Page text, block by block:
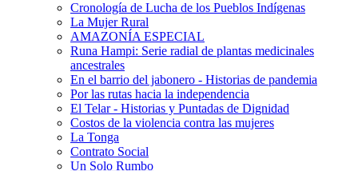
Cronología de Lucha de los Pueblos Indígenas
La Mujer Rural
AMAZONÍA ESPECIAL
Runa Hampi: Serie radial de plantas medicinales
ancestrales
En el barrio del jabonero - Historias de pandemia
Por las rutas hacia la independencia
El Telar - Historias y Puntadas de Dignidad
Costos de la violencia contra las mujeres
La Tonga
Contrato Social
Un Solo Rumbo